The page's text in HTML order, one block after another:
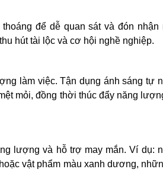
để dễ quan sát và đón nhận
hút tài lộc và cơ hội nghề nghiệp.
làm việc. Tận dụng ánh sáng tự
mỏi, đồng thời thúc đẩy năng
lượng và hỗ trợ may mắn. Ví dụ:
vật phẩm màu xanh dương,